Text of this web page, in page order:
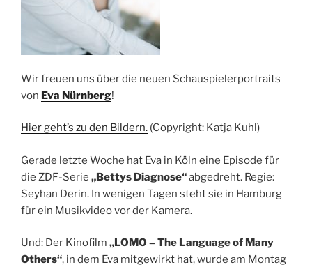
Wir freuen uns über die neuen Schauspielerportraits
von Eva Nürnberg!
Hier geht’s zu den Bildern. (Copyright: Katja Kuhl)
Gerade letzte Woche hat Eva in Köln eine Episode für
die ZDF-Serie „Bettys Diagnose“abgedreht. Regie:
Seyhan Derin. In wenigen Tagen steht sie in Hamburg
für ein Musikvideo vor der Kamera.
Und: Der Kinofilm „LOMO – The Language of Many
Others“, in dem Eva mitgewirkt hat, wurde am Montag